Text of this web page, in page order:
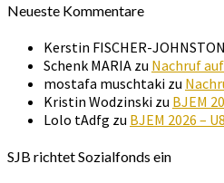
Neueste Kommentare
Kerstin FISCHER-JOHNSTON
Schenk MARIA zu Nachruf
mostafa muschtaki zu
Kristin Wodzinski zu BJEM
Lolo tAdfg zu BJEM 2026 –
SJB richtet Sozialfonds ein